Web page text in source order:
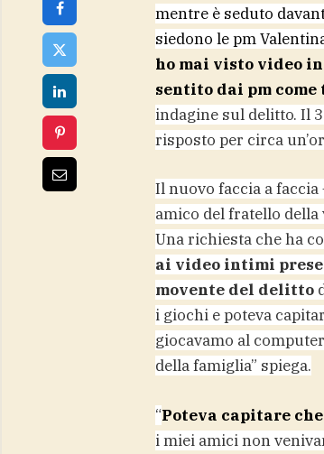
mentre è seduto
siedono le pm
ho mai visto video
sentito dai pm
indagine sul delitto. Il
risposto per circa
Il nuovo faccia a
amico del fratello
Una richiesta che ha
ai video intimi
movente del delitto
i giochi e poteva
giocavamo al
della famiglia” spiega.
“Poteva capitare
i miei amici non